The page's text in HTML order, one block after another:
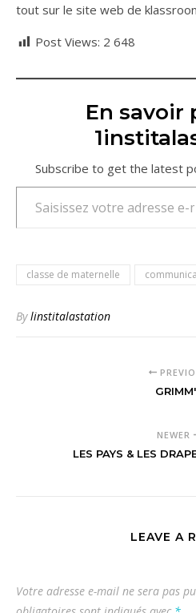
tout sur le site web de
Post Views: 2 648
En savoir
Subscribe to get the latest
Saisissez votre adresse e-mail…
classe de maternelle
Bylinstitalastation
NEWER
LES PAYS & LES
LEAVE A
Votre adresse e-mail ne sera pas